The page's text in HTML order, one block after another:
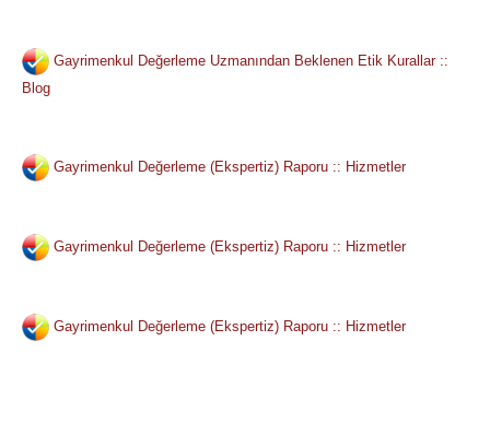
Gayrimenkul Değerleme Uzmanından Beklenen Etik Kurallar ::
Blog
Gayrimenkul Değerleme (Ekspertiz) Raporu :: Hizmetler
Gayrimenkul Değerleme (Ekspertiz) Raporu :: Hizmetler
Gayrimenkul Değerleme (Ekspertiz) Raporu :: Hizmetler